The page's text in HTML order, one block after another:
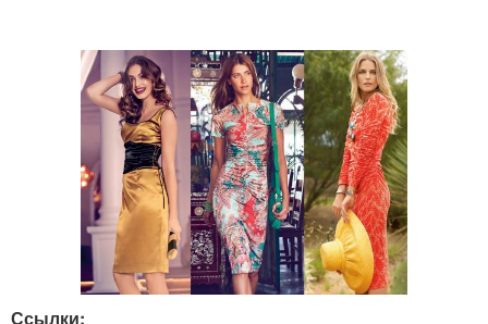
Ссылки: